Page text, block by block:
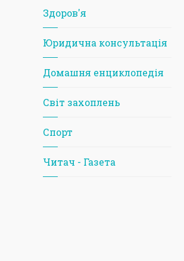
Здоров'я
Юридична консультація
Домашня енциклопедія
Світ захоплень
Спорт
Читач - Газета